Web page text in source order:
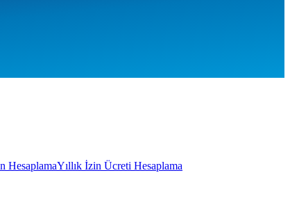
HesaplamaYıllık İzin Ücreti Hesaplama